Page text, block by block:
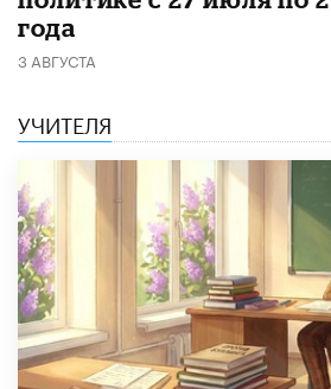
года
3 АВГУСТА
УЧИТЕЛЯ